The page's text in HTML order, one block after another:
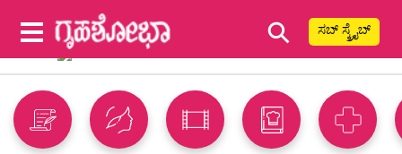
⚲ ಸಬ್ ಸ್ಕ್ರೈಬ್